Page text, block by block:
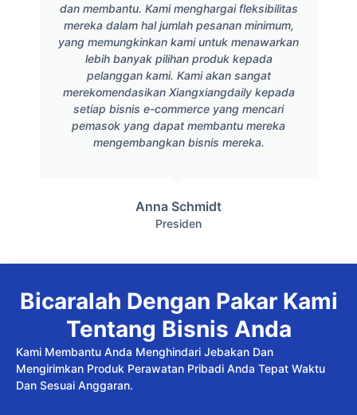
dan membantu. Kami menghargai fleksibilitas
mereka dalam hal jumlah pesanan minimum,
yang memungkinkan kami untuk menawarkan
lebih banyak pilihan produk kepada
pelanggan kami. Kami akan sangat
merekomendasikan Xiangxiangdaily kepada
setiap bisnis e-commerce yang mencari
pemasok yang dapat membantu mereka
mengembangkan bisnis mereka.
Anna Schmidt
Presiden
Bicaralah Dengan Pakar Kami
Tentang Bisnis Anda
Kami Membantu Anda Menghindari Jebakan Dan
Mengirimkan Produk Perawatan Pribadi Anda Tepat Waktu
Dan Sesuai Anggaran.